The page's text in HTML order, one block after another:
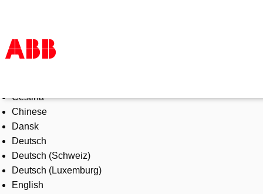
Products & Solutions
Industries
Services
About us
Where to buy
Contact us
Careers
Čeština
Chinese
Dansk
Deutsch
Deutsch (Schweiz)
Deutsch (Luxemburg)
English